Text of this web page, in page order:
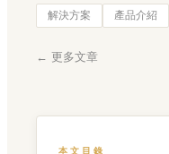
解決方案 產品介紹
← 更多文章
本文目錄